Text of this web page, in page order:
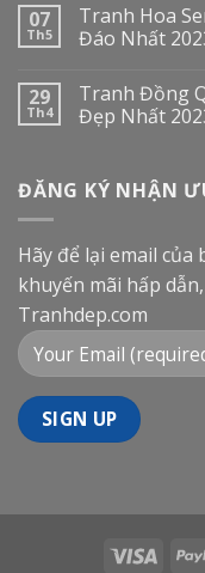
07
Th5
Tranh Hoa
Đáo Nhất
29
Th4
Tranh Đồng
Đẹp Nhất
ĐĂNG KÝ NHẬN
Hãy để lại email
khuyến mãi hấp
Tranhdep.com